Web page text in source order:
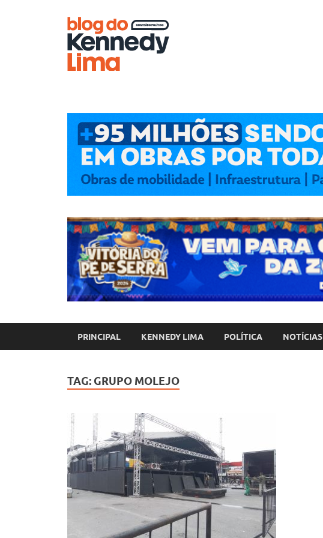
PRINCIPAL KENNEDY LIMA POLÍTICA NOTÍCIAS
TAG: GRUPO MOLEJO